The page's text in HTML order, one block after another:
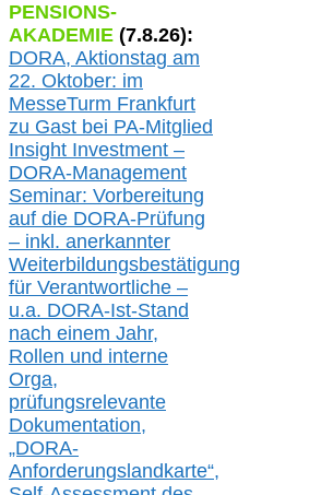
PENSIONS-
AKADEMIE (7.8.26):
DORA, Aktionstag am
22. Oktober: im
MesseTurm Frankfurt
zu Gast bei PA-Mitglied
Insight Investment –
DORA-Management
Seminar: Vorbereitung
auf die DORA-Prüfung
– inkl. anerkannter
Weiterbildungsbestätigung
für Verantwortliche –
u.a. DORA-Ist-Stand
nach einem Jahr,
Rollen und interne
Orga,
prüfungsrelevante
Dokumentation,
„DORA-
Anforderungslandkarte“,